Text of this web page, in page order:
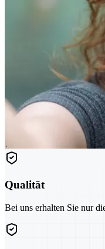
Qualität
Bei uns erhalten Sie nur